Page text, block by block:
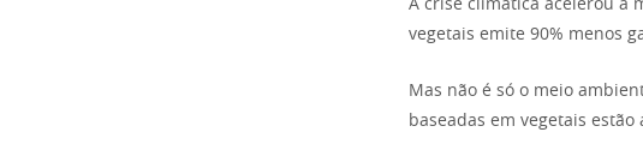
A crise climática acelerou a
vegetais emite 90% menos
Mas não é só o meio
baseadas em vegetais